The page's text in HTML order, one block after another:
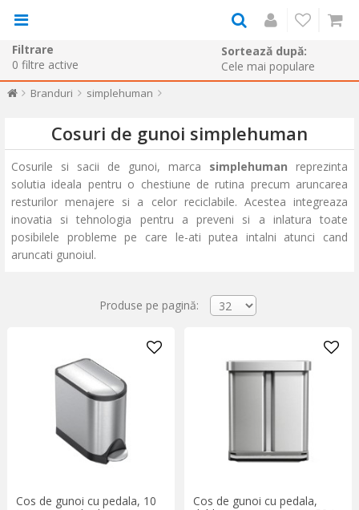
Filtrare
0 filtre active
Sortează după:
Branduri simplehuman
Cosuri de gunoi simplehuman
Cosurile si sacii de gunoi, marca simplehuman reprezinta
solutia ideala pentru o chestiune de rutina precum aruncarea
resturilor menajere si a celor reciclabile. Acestea integreaza
inovatia si tehnologia pentru a preveni si a inlatura toate
posibilele probleme pe care le-ati putea intalni atunci cand
aruncati gunoiul.
Produse pe pagină:
Cos de gunoi cu pedala, 10
Cos de gunoi cu pedala,